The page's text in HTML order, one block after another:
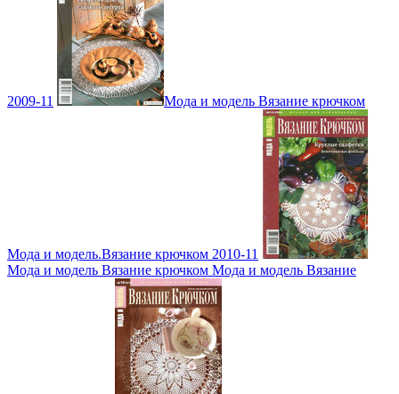
2009-11 Мода и модель Вязание крючком
Мода и модель.Вязание крючком 2010-11
Мода и модель Вязание крючком Мода и модель Вязание